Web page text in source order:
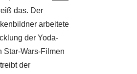
das. Der
arbeitete
der Yoda-
Star-Wars-Filmen
der